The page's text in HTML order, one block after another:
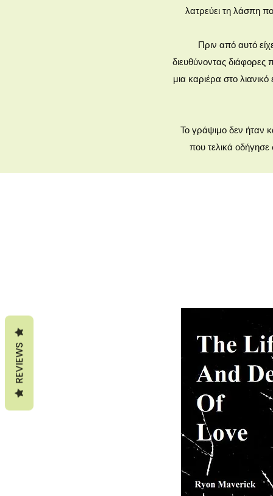
λατρεύει τη λάσπη
Πριν από αυτό
διευθύνοντας διάφορες
μια καριέρα στο
Το γράψιμο δεν ήταν
που τελικά οδήγησε
REVIEWS